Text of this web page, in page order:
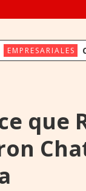
EMPRESARIALES CX
que